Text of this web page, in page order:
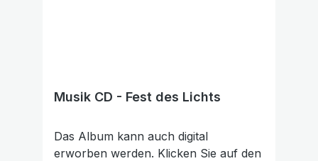
Musik CD - Fest des Lichts
Das Album kann auch digital
erworben werden. Klicken Sie auf den
Niedrige Sättigung Hohe Sättigung